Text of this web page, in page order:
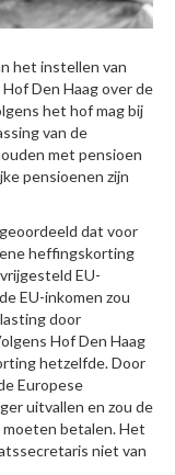
het instellen van
Den Haag over de
het hof mag bij
van de
met pensioen
pensioenen zijn
dat voor
heffingskorting
EU-
EU-inkomen zou
door
Hof Den Haag
hetzelfde. Door
Europese
uitvallen en zou de
betalen. Het
niet van